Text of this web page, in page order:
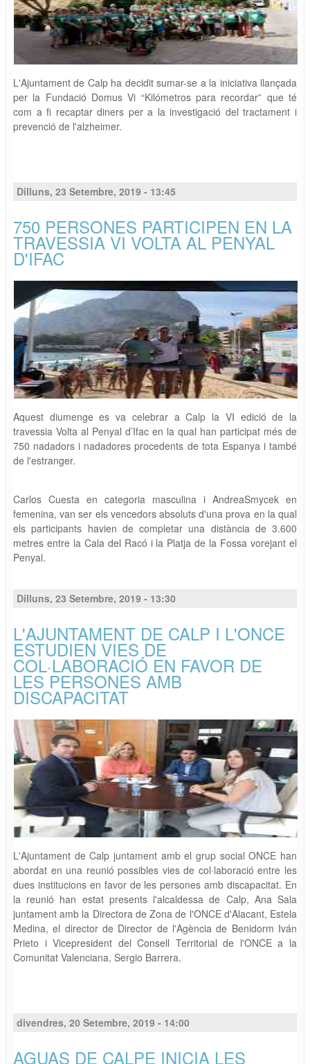
L'Ajuntament de Calp ha decidit sumar-se a la iniciativa llançada
per la Fundació Domus Vi “Kilómetros para recordar” que té
com a fi recaptar diners per a la investigació del tractament i
prevenció de l'alzheimer.
Dilluns, 23 Setembre, 2019 - 13:45
750 PERSONES PARTICIPEN EN LA
TRAVESSIA VI VOLTA AL PENYAL
D'IFAC
Aquest diumenge es va celebrar a Calp la VI edició de la
travessia Volta al Penyal d’Ifac en la qual han participat més de
750 nadadors i nadadores procedents de tota Espanya i també
de l'estranger.
Carlos Cuesta en categoria masculina i AndreaSmycek en
femenina, van ser els vencedors absoluts d'una prova en la qual
els participants havien de completar una distància de 3.600
metres entre la Cala del Racó i la Platja de la Fossa vorejant el
Penyal.
Dilluns, 23 Setembre, 2019 - 13:30
L'AJUNTAMENT DE CALP I L'ONCE
ESTUDIEN VIES DE
COL·LABORACIÓ EN FAVOR DE
LES PERSONES AMB
DISCAPACITAT
L'Ajuntament de Calp juntament amb el grup social ONCE han
abordat en una reunió possibles vies de col·laboració entre les
dues institucions en favor de les persones amb discapacitat. En
la reunió han estat presents l'alcaldessa de Calp, Ana Sala
juntament amb la Directora de Zona de l'ONCE d'Alacant, Estela
Medina, el director de Director de l'Agència de Benidorm Iván
Prieto i Vicepresident del Consell Territorial de l'ONCE a la
Comunitat Valenciana, Sergio Barrera.
divendres, 20 Setembre, 2019 - 14:00
AGUAS DE CALPE INICIA LES